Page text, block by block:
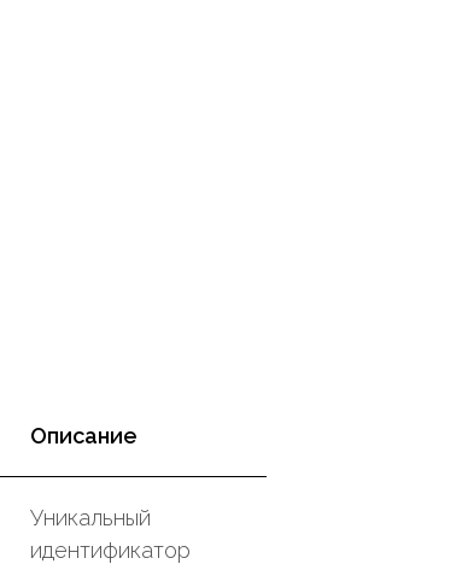
Описание
Уникальный
идентификатор